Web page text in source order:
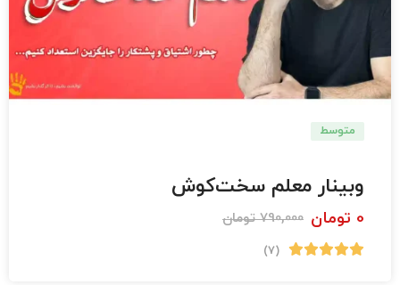
متوسط
وبینار معلم سخت‌کوش
0 تومان 790,000 تومان
(7)